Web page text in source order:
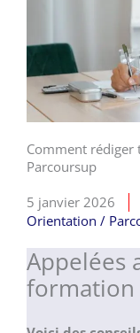
Comment
Parcoursup
5 janvier 2026
Orientation /
Appelées
formation